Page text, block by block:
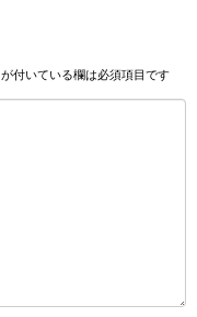
が付いている欄は必須項目です